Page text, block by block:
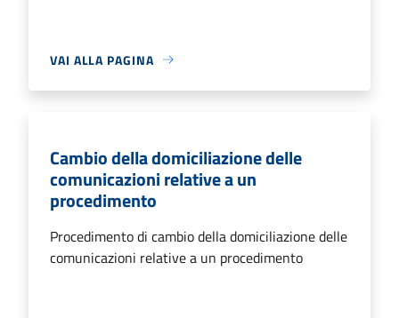
VAI ALLA PAGINA
Cambio della domiciliazione delle
comunicazioni relative a un
procedimento
Procedimento di cambio della domiciliazione delle
comunicazioni relative a un procedimento